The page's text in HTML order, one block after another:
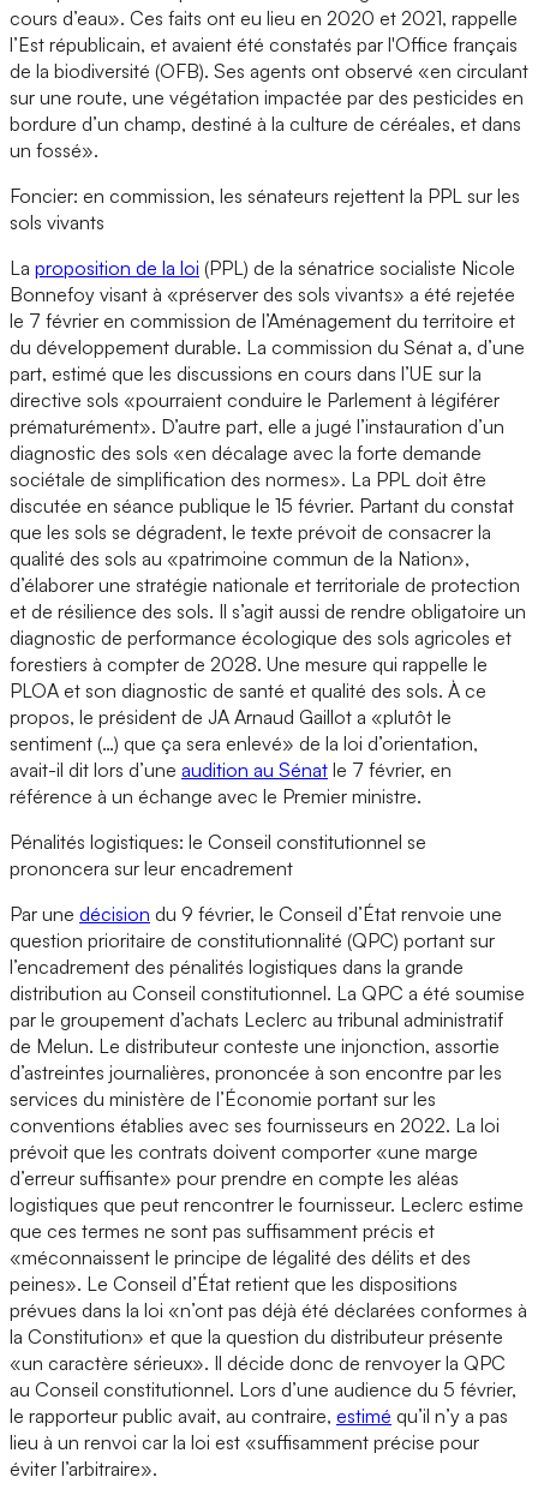
cours d’eau». Ces faits ont eu lieu en 2020 et 2021, rappelle
l’Est républicain, et avaient été constatés par l'Office français
de la biodiversité (OFB). Ses agents ont observé «en circulant
sur une route, une végétation impactée par des pesticides en
bordure d’un champ, destiné à la culture de céréales, et dans
un fossé».
Foncier: en commission, les sénateurs rejettent la PPL sur les
sols vivants
La proposition de la loi (PPL) de la sénatrice socialiste Nicole
Bonnefoy visant à «préserver des sols vivants» a été rejetée
le 7 février en commission de l’Aménagement du territoire et
du développement durable. La commission du Sénat a, d’une
part, estimé que les discussions en cours dans l’UE sur la
directive sols «pourraient conduire le Parlement à légiférer
prématurément». D’autre part, elle a jugé l’instauration d’un
diagnostic des sols «en décalage avec la forte demande
sociétale de simplification des normes». La PPL doit être
discutée en séance publique le 15 février. Partant du constat
que les sols se dégradent, le texte prévoit de consacrer la
qualité des sols au «patrimoine commun de la Nation»,
d’élaborer une stratégie nationale et territoriale de protection
et de résilience des sols. Il s’agit aussi de rendre obligatoire un
diagnostic de performance écologique des sols agricoles et
forestiers à compter de 2028. Une mesure qui rappelle le
PLOA et son diagnostic de santé et qualité des sols. À ce
propos, le président de JA Arnaud Gaillot a «plutôt le
sentiment (…) que ça sera enlevé» de la loi d’orientation,
avait-il dit lors d’une audition au Sénat le 7 février, en
référence à un échange avec le Premier ministre.
Pénalités logistiques: le Conseil constitutionnel se
prononcera sur leur encadrement
Par une décision du 9 février, le Conseil d’État renvoie une
question prioritaire de constitutionnalité (QPC) portant sur
l’encadrement des pénalités logistiques dans la grande
distribution au Conseil constitutionnel. La QPC a été soumise
par le groupement d’achats Leclerc au tribunal administratif
de Melun. Le distributeur conteste une injonction, assortie
d’astreintes journalières, prononcée à son encontre par les
services du ministère de l’Économie portant sur les
conventions établies avec ses fournisseurs en 2022. La loi
prévoit que les contrats doivent comporter «une marge
d’erreur suffisante» pour prendre en compte les aléas
logistiques que peut rencontrer le fournisseur. Leclerc estime
que ces termes ne sont pas suffisamment précis et
«méconnaissent le principe de légalité des délits et des
peines». Le Conseil d’État retient que les dispositions
prévues dans la loi «n’ont pas déjà été déclarées conformes à
la Constitution» et que la question du distributeur présente
«un caractère sérieux». Il décide donc de renvoyer la QPC
au Conseil constitutionnel. Lors d’une audience du 5 février,
le rapporteur public avait, au contraire, estimé qu’il n’y a pas
lieu à un renvoi car la loi est «suffisamment précise pour
éviter l’arbitraire».